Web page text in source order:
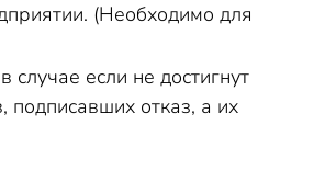
(Необходимо для
если не достигнут
отказ, а их